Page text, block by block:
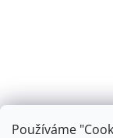
Používáme